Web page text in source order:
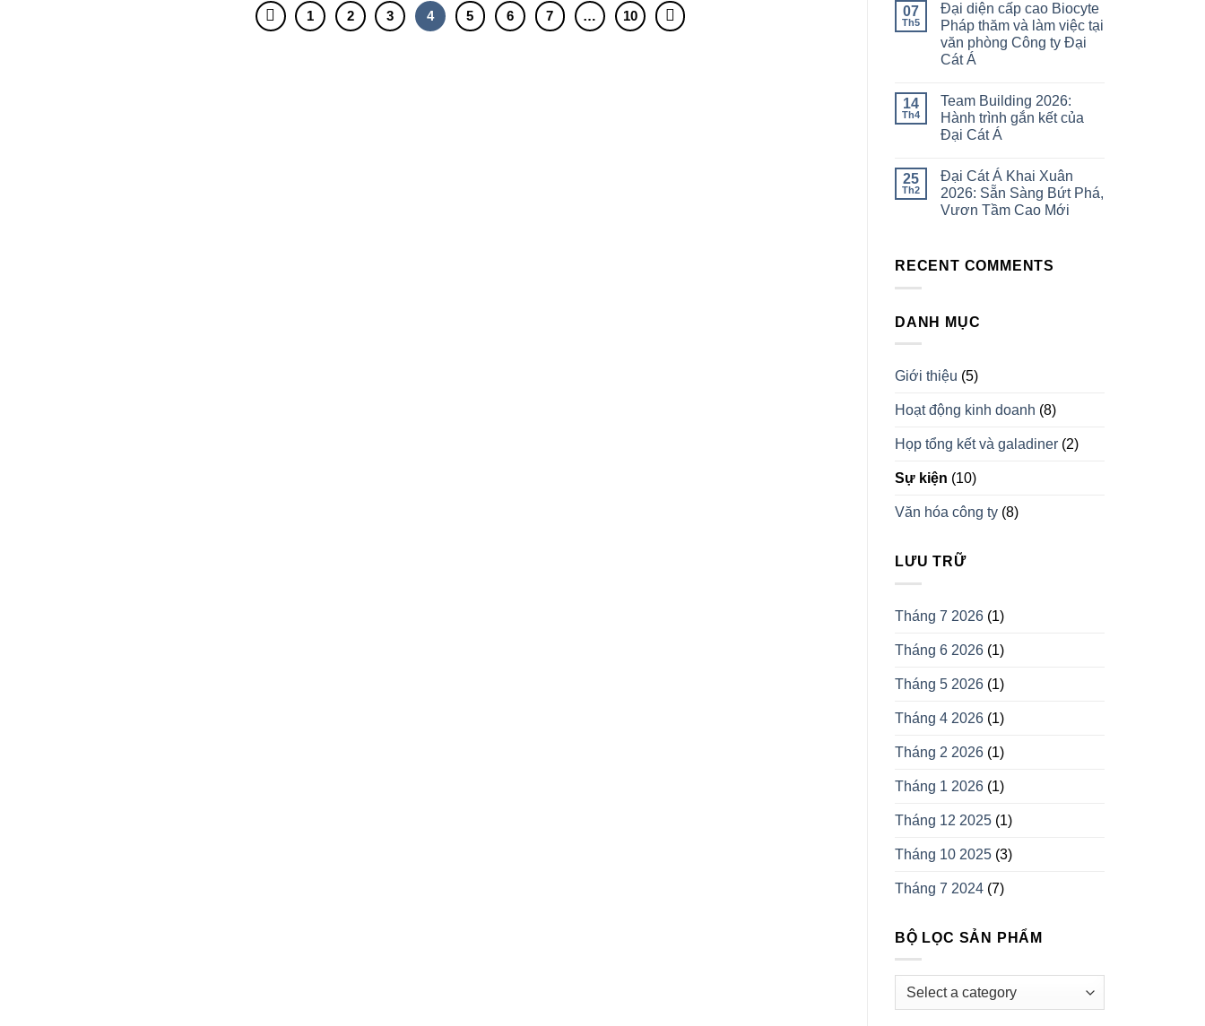
1 2 3 4 5 6 7 … 10 07
Th5
Đại diện cấp cao Biocyte
Pháp thăm và làm việc tại
văn phòng Công ty Đại
Cát Á
14
Th4
Team Building 2026:
Hành trình gắn kết của
Đại Cát Á
25
Th2
Đại Cát Á Khai Xuân
2026: Sẵn Sàng Bứt Phá,
Vươn Tầm Cao Mới
RECENT COMMENTS
DANH MỤC
Giới thiệu (5)
Hoạt động kinh doanh (8)
Họp tổng kết và galadiner (2)
Sự kiện (10)
Văn hóa công ty (8)
LƯU TRỮ
Tháng 7 2026 (1)
Tháng 6 2026 (1)
Tháng 5 2026 (1)
Tháng 4 2026 (1)
Tháng 2 2026 (1)
Tháng 1 2026 (1)
Tháng 12 2025 (1)
Tháng 10 2025 (3)
Tháng 7 2024 (7)
BỘ LỌC SẢN PHẨM